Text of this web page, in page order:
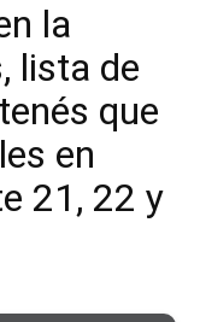
la
lista de
que
en
21, 22 y